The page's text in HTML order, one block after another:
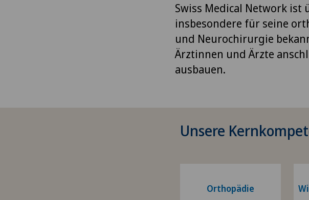
Swiss Medical Network ist
insbesondere für seine
und Neurochirurgie
Ärztinnen und Ärzte
ausbauen.
Unsere
Orthopädie